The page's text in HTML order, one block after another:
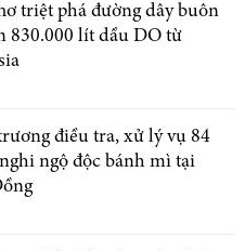
triệt phá đường dây buôn
830.000 lít dầu DO từ
điều tra, xử lý vụ 84
ngộ độc bánh mì tại